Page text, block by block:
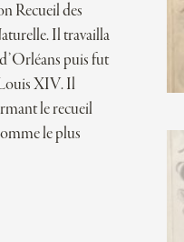
Recueil des
Il travailla
puis fut
XIV. Il
le recueil
le plus